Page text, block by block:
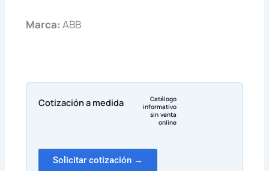
Marca: ABB
Cotización a medida
Catálogo
informativo
sin venta
online
Solicitar cotización →